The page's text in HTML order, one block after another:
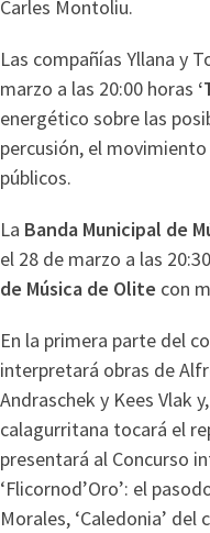
Carles Montoliu.
Las compañías Yllana y
marzo a las 20:00 horas
energético sobre las
percusión, el
públicos.
La Banda Municipal de
el 28 de marzo a las
de Música de Olite con
En la primera parte del
interpretará obras de
Andraschek y Kees Vlak
calagurritana tocará el
presentará al Concurso
‘Flicornod’Oro’: el
Morales, ‘Caledonia’